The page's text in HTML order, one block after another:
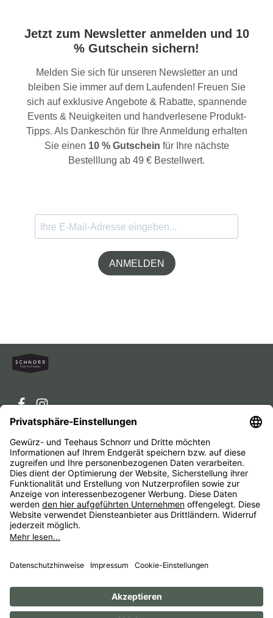
Jetzt zum Newsletter anmelden und 10
% Gutschein sichern!
Melden Sie sich für unseren Newsletter an und
bleiben Sie immer auf dem Laufenden! Freuen Sie
sich auf exklusive Angebote & Rabatte, spannende
Events & Neuigkeiten und handverlesene Produkt-
Tipps. Als Dankeschön für Ihre Anmeldung erhalten
Sie einen 10 % Gutschein für Ihre nächste
Bestelllung ab 49 € Bestellwert.
ANMELDEN
Service-Hotline
Service
Unternehmen
Alle Preise inkl. gesetzl. Mehrwertsteuer zzgl.
anders angegeben.
ImpressumAGBWiderrufsbelehrungenDatenschutz
Barrierefreiheit